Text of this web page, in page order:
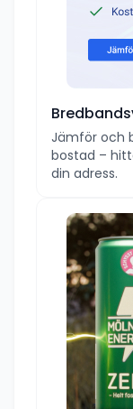
Jämför och
bostad –
din adress.